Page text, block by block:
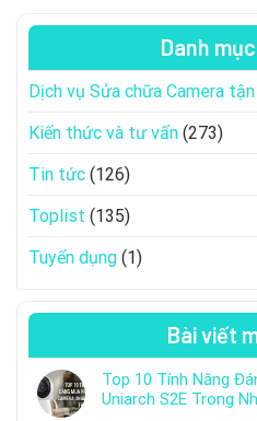
Danh
Dịch vụ Sửa chữa Camera
Kiến thức và tư vấn (273)
Tin tức (126)
Toplist (135)
Tuyển dụng (1)
Bài viết
Top 10 Tính Năng
Uniarch S2E Trong